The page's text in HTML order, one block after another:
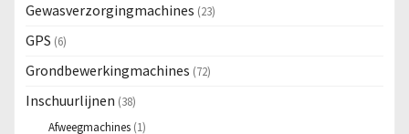
Gewasverzorgingmachines (23)
GPS (6)
Grondbewerkingmachines (72)
Inschuurlijnen (38)
Afweegmachines (1)